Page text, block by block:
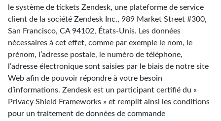
le système de tickets Zendesk, une plateforme de service
client de la société Zendesk Inc., 989 Market Street #300,
San Francisco, CA 94102, États-Unis. Les données
nécessaires à cet effet, comme par exemple le nom, le
prénom, l’adresse postale, le numéro de téléphone,
l’adresse électronique sont saisies par le biais de notre site
Web afin de pouvoir répondre à votre besoin
d’informations. Zendesk est un participant certifié du «
Privacy Shield Frameworks » et remplit ainsi les conditions
pour un traitement de données de commande